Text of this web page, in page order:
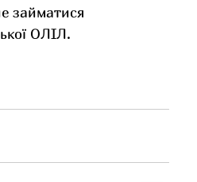
займатися
ОЛІЛ.